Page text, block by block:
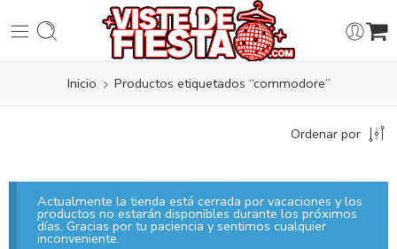
Inicio Productos etiquetados “commodore”
Ordenar por
Actualmente la tienda está cerrada por vacaciones y los
productos no estarán disponibles durante los próximos
días. Gracias por tu paciencia y sentimos cualquier
inconveniente.